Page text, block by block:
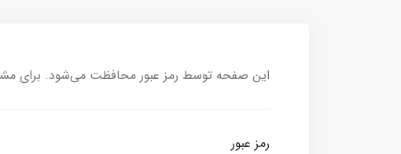
این صفحه توسط رمز عبور محافظت می‌شود. برای
رمز عبور